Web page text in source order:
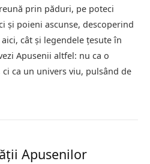
prin păduri, pe poteci
și poieni ascunse, descoperind
cât și legendele țesute în
Apusenii altfel: nu ca o
ca un univers viu, pulsând de
Apusenilor